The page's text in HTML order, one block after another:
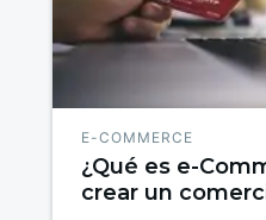
E-COMMERCE
¿Qué es e-
crear un